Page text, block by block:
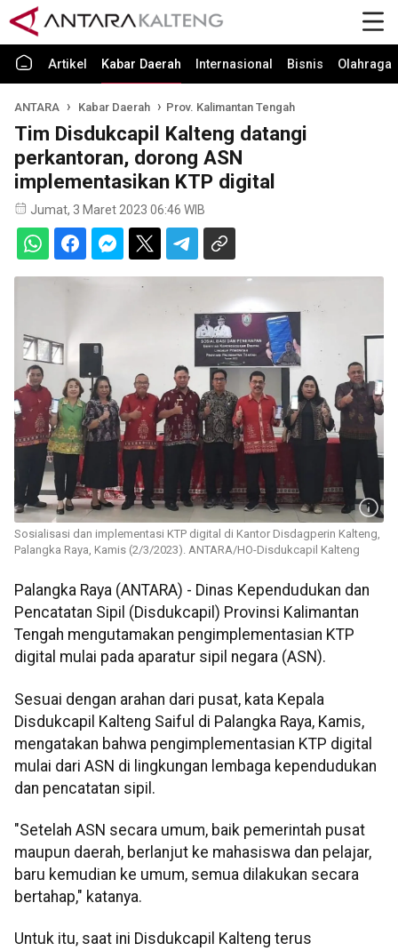
Artikel Kabar Daerah Internasional Bisnis Olahraga
ANTARA Kabar Daerah Prov. Kalimantan Tengah
Tim Disdukcapil Kalteng datangi
perkantoran, dorong ASN
implementasikan KTP digital
Jumat, 3 Maret 2023 06:46 WIB
Sosialisasi dan implementasi KTP digital di Kantor Disdagperin Kalteng,
Palangka Raya, Kamis (2/3/2023). ANTARA/HO-Disdukcapil Kalteng
Palangka Raya (ANTARA) - Dinas Kependudukan dan
Pencatatan Sipil (Disdukcapil) Provinsi Kalimantan
Tengah mengutamakan pengimplementasian KTP
digital mulai pada aparatur sipil negara (ASN).
Sesuai dengan arahan dari pusat, kata Kepala
Disdukcapil Kalteng Saiful di Palangka Raya, Kamis,
mengatakan bahwa pengimplementasian KTP digital
mulai dari ASN di lingkungan lembaga kependudukan
dan pencatatan sipil.
"Setelah ASN secara umum, baik pemerintah pusat
maupun daerah, berlanjut ke mahasiswa dan pelajar,
baru kemudian ke umum, semua dilakukan secara
bertahap," katanya.
Untuk itu, saat ini Disdukcapil Kalteng terus